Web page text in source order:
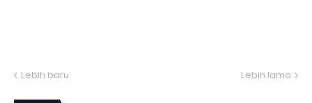
Lebih baru Lebih lama